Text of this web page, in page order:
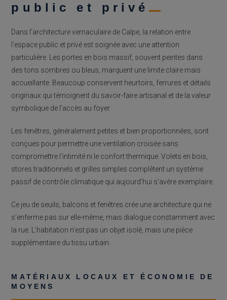
public et privé
Dans l’architecture vernaculaire de Calpe, la relation entre
l’espace public et privé est soignée avec une attention
particulière. Les portes en bois massif, souvent peintes dans
des tons sombres ou bleus, marquent une limite claire mais
accueillante. Beaucoup conservent heurtoirs, ferrures et détails
originaux qui témoignent du savoir-faire artisanal et de la valeur
symbolique de l’accès au foyer.
Les fenêtres, généralement petites et bien proportionnées, sont
conçues pour permettre une ventilation croisée sans
compromettre l’intimité ni le confort thermique. Volets en bois,
stores traditionnels et grilles simples complètent un système
passif de contrôle climatique qui aujourd’hui s’avère exemplaire.
Ce jeu de seuils, balcons et fenêtres crée une architecture qui ne
s’enferme pas sur elle-même, mais dialogue constamment avec
la rue. L’habitation n’est pas un objet isolé, mais une pièce
supplémentaire du tissu urbain.
MATÉRIAUX LOCAUX ET ÉCONOMIE DE
MOYENS